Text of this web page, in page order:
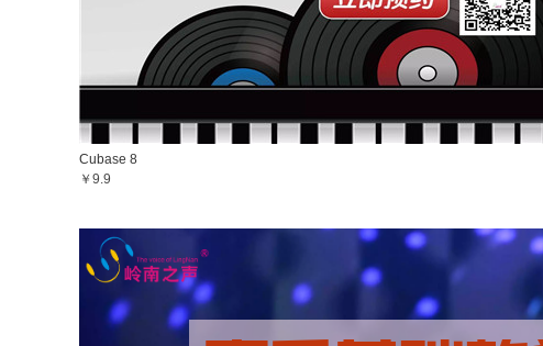
Cubase 8
￥9.9